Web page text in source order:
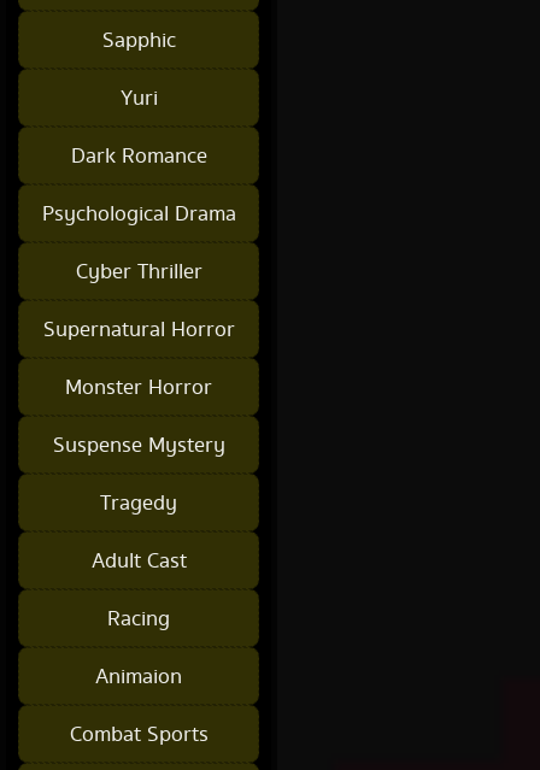
Sapphic
Yuri
Dark Romance
Psychological Drama
Cyber Thriller
Supernatural Horror
Monster Horror
Suspense Mystery
Tragedy
Adult Cast
Racing
Animaion
Combat Sports